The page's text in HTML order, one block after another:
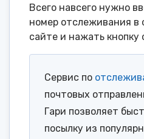
Всего навсего нужно
номер отслеживания в
сайте и нажать кнопку
Сервис по
почтовых
Гари позволяет
посылку из